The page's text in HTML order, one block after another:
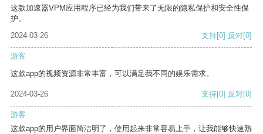
这款加速器VPM应用程序已经为我们带来了无限的隐私保护和安全性保
护。
2024-03-26
支持[0] 反对[0]
游客
这款app的视频资源非常丰富，可以满足我不同的娱乐需求。
2024-03-26 支持[0] 反对[0]
游客
这款app的用户界面简洁明了，使用起来非常容易上手，让我能够快速熟